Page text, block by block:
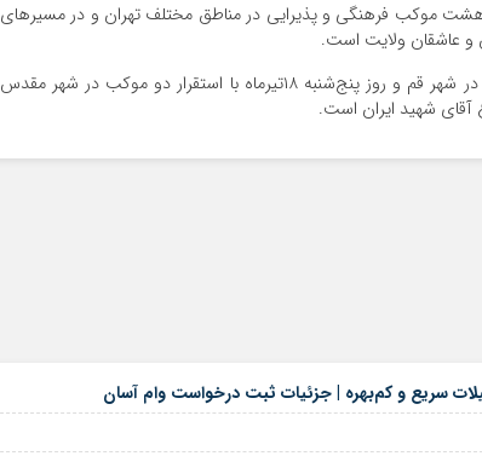
هشت موکب فرهنگی و پذیرایی در مناطق مختلف تهران و در مسیرهای
و عاشقان ولایت است.
این بانک همچنین روز سه‌شنبه ۱۶تیرماه با برپایی پنج موکب در شهر قم و روز پنج‌شنبه ۱۸تیرماه با استقرار دو موکب در شهر مقدس
آقای شهید ایران است.
سریع و کم‌بهره | جزئیات ثبت درخواست وام آسان